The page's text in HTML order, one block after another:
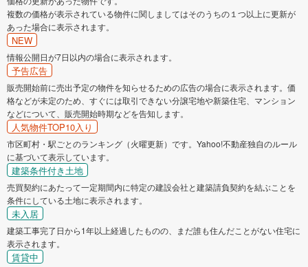
複数の価格が表示されている物件に関しましてはそのうちの１つ以上に更新が
あった場合に表示されます。
NEW
情報公開日が7日以内の場合に表示されます。
予告広告
販売開始前に売出予定の物件を知らせるための広告の場合に表示されます。価
格などが未定のため、すぐには取引できない分譲宅地や新築住宅、マンション
などについて、販売開始時期などを告知します。
人気物件TOP10入り
市区町村・駅ごとのランキング（火曜更新）です。Yahoo!不動産独自のルール
に基づいて表示しています。
建築条件付き土地
売買契約にあたって一定期間内に特定の建設会社と建築請負契約を結ぶことを
条件にしている土地に表示されます。
未入居
建築工事完了日から1年以上経過したものの、まだ誰も住んだことがない住宅に
表示されます。
賃貸中